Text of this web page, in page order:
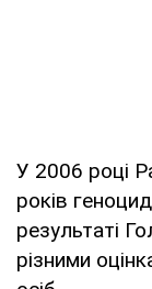
У 2006 році
років
результаті
різними